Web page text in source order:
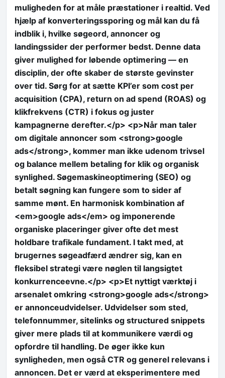
muligheden for at måle præstationer i realtid. Ved
hjælp af konverteringssporing og mål kan du få
indblik i, hvilke søgeord, annoncer og
landingssider der performer bedst. Denne data
giver mulighed for løbende optimering — en
disciplin, der ofte skaber de største gevinster
over tid. Sørg for at sætte KPI’er som cost per
acquisition (CPA), return on ad spend (ROAS) og
klikfrekvens (CTR) i fokus og juster
kampagnerne derefter.</p> <p>Når man taler
om digitale annoncer som <strong>google
ads</strong>, kommer man ikke udenom trivsel
og balance mellem betaling for klik og organisk
synlighed. Søgemaskineoptimering (SEO) og
betalt søgning kan fungere som to sider af
samme mønt. En harmonisk kombination af
<em>google ads</em> og imponerende
organiske placeringer giver ofte det mest
holdbare trafikale fundament. I takt med, at
brugernes søgeadfærd ændrer sig, kan en
fleksibel strategi være nøglen til langsigtet
konkurrenceevne.</p> <p>Et nyttigt værktøj i
arsenalet omkring <strong>google ads</strong>
er annonceudvidelser. Udvidelser som sted,
telefonnummer, sitelinks og structured snippets
giver mere plads til at kommunikere værdi og
opfordre til handling. De øger ikke kun
synligheden, men også CTR og generel relevans i
annoncen. Det er værd at eksperimentere med